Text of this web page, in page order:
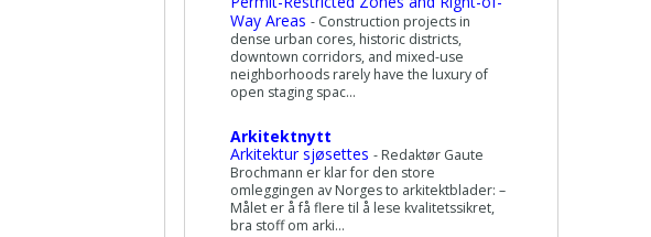
Way Areas - Construction projects in
dense urban cores, historic districts,
downtown corridors, and mixed-use
neighborhoods rarely have the luxury of
open staging spac...
Arkitektnytt
Arkitektur sjøsettes - Redaktør Gaute
Brochmann er klar for den store
omleggingen av Norges to arkitektblader: –
Målet er å få flere til å lese kvalitetssikret,
bra stoff om arki...